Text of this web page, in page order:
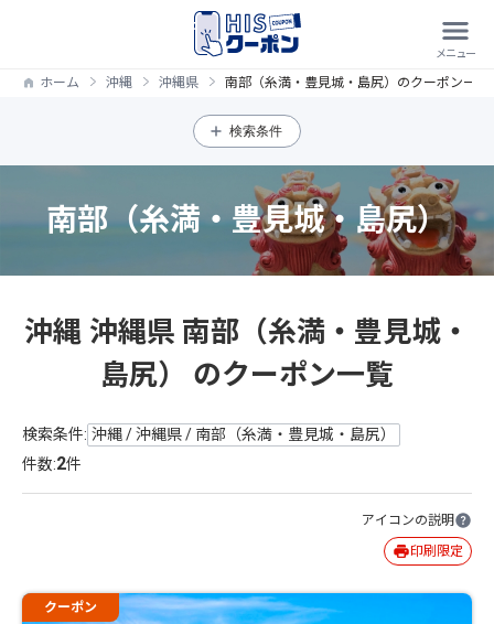
ホーム 沖縄 沖縄県 南部（糸満・豊見城・島尻）のクーポン一覧
検索条件
南部（糸満・豊見城・島尻）
沖縄 沖縄県 南部（糸満・豊見城・
島尻） のクーポン一覧
検索条件: 沖縄 / 沖縄県 / 南部（糸満・豊見城・島尻）
件数:2件
アイコンの説明
印刷限定
クーポン